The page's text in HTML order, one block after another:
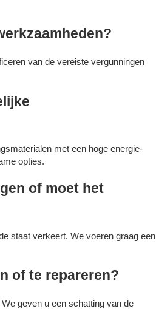
van de vereiste vergunningen
met een hoge energie-
opties.
of moet het
staat verkeert. We voeren graag een
of te repareren?
geven u een schatting van de